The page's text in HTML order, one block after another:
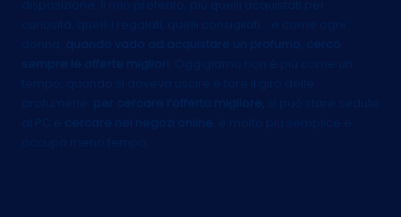
disposizione. Il mio preferito, più quelli acquistati per
curiosità, quelli i regalati, quelli consigliati… e come ogni
donna,
quando vado ad acquistare un profumo, cerco
sempre le offerte migliori
. Oggigiorno non è più come un
tempo, quando si doveva uscire e fare il giro delle
profumerie:
per cercare l’offerta migliore,
si può stare sedute
al PC e
cercare nei negozi online
, è molto più semplice e
occupa meno tempo.